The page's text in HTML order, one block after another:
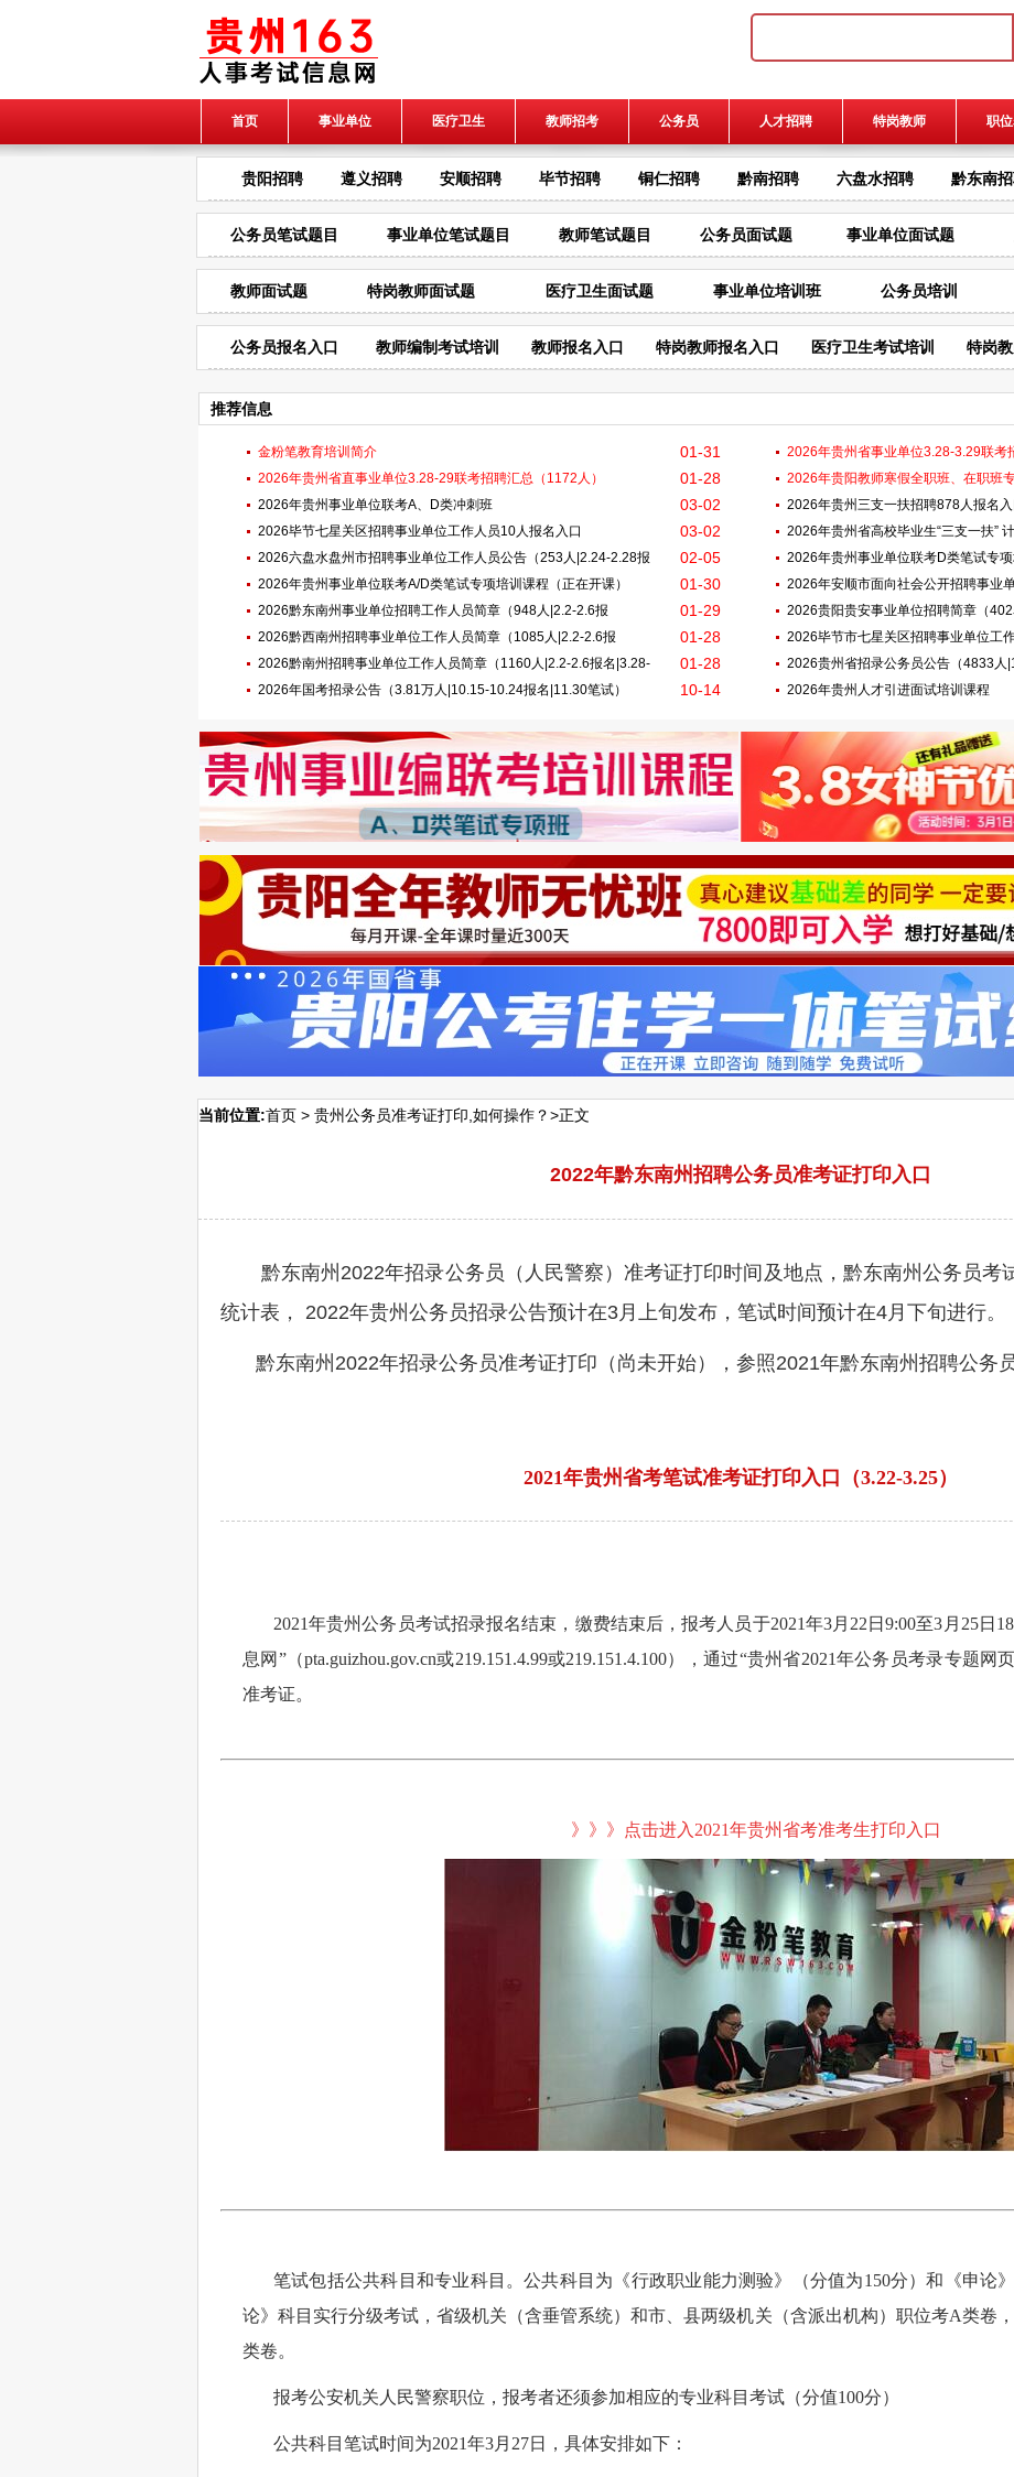
首页 事业单位 医疗卫生 教师招考 公务员 人才招聘 特岗教师 职
贵阳招聘 遵义招聘 安顺招聘 毕节招聘 铜仁招聘 黔南招聘 六盘水招聘 黔东南
公务员笔试题目 事业单位笔试题目 教师笔试题目 公务员面试题 事业单位面试题
教师面试题 特岗教师面试题 医疗卫生面试题 事业单位培训班 公务员培训
公务员报名入口 教师编制考试培训 教师报名入口 特岗教师报名入口 医疗卫生考试培训 特岗
推荐信息
金粉笔教育培训简介 01-31 2026年贵州省事业单位3.28-3.29联考
2026年贵州省直事业单位3.28-29联考招聘汇总（1172人） 01-28 2026年贵阳教师寒假全职班、在职班
2026年贵州事业单位联考A、D类冲刺班 03-02 2026年贵州三支一扶招聘878人报名入
2026毕节七星关区招聘事业单位工作人员10人报名入口 03-02
2026年贵州省高校毕业生“三支一扶”
报名|3.28笔试）
2026六盘水盘州市招聘事业单位工作人员公告（253人|2.24-2.28报
名|3.21-22笔试）
02-05 2026年贵州事业单位联考D类笔试专项
2026年贵州事业单位联考A/D类笔试专项培训课程（正在开课） 01-30
2026年安顺市面向社会公开招聘事业
人|2.2-2.6报名|3.28-29笔试）
2026黔东南州事业单位招聘工作人员简章（948人|2.2-2.6报
名|3.28-29笔试）
01-29 2026贵阳贵安事业单位招聘简章（402
2026黔西南州招聘事业单位工作人员简章（1085人|2.2-2.6报
名|3.28-29笔试）
01-28
2026毕节市七星关区招聘事业单位工
名|3.29笔试）
2026黔南州招聘事业单位工作人员简章（1160人|2.2-2.6报名|3.28-
29笔试）
01-28 2026贵州省招录公务员公告（4833人
2026年国考招录公告（3.81万人|10.15-10.24报名|11.30笔试） 10-14 2026年贵州人才引进面试培训课程
当前位置:首页 > 贵州公务员准考证打印,如何操作？>正文
2022年黔东南州招聘公务员准考证打印入口
黔东南州2022年招录公务员（人民警察）准考证打印时间及地点，黔东南州公务员考
统计表， 2022年贵州公务员招录公告预计在3月上旬发布，笔试时间预计在4月下旬进行。
黔东南州2022年招录公务员准考证打印（尚未开始），参照2021年黔东南州招聘公务
2021年贵州省考笔试准考证打印入口（3.22-3.25）
2021年贵州公务员考试招录报名结束，缴费结束后，报考人员于2021年3月22日9:00至3月25日
息网”（pta.guizhou.gov.cn或219.151.4.99或219.151.4.100），通过“贵州省2021年公务员考录专题
准考证。
》》》点击进入 2021年贵州省考准考生打印入口
笔试包括公共科目和专业科目。公共科目为《行政职业能力测验》（分值为150分）和《申论
论》科目实行分级考试，省级机关（含垂管系统）和市、县两级机关（含派出机构）职位考A类卷
类卷。
报考公安机关人民警察职位，报考者还须参加相应的专业科目考试（分值100分）
公共科目笔试时间为2021年3月27日，具体安排如下：